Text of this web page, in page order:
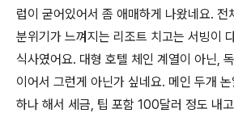
럽이 굳어있어서 좀 애매하게 나왔네요. 전
분위기가 느껴지는 리조트 치고는 서빙이
식사였어요. 대형 호텔 체인 계열이 아닌,
이어서 그런게 아닌가 싶네요. 메인 두개
하나 해서 세금, 팁 포함 100달러 정도 내